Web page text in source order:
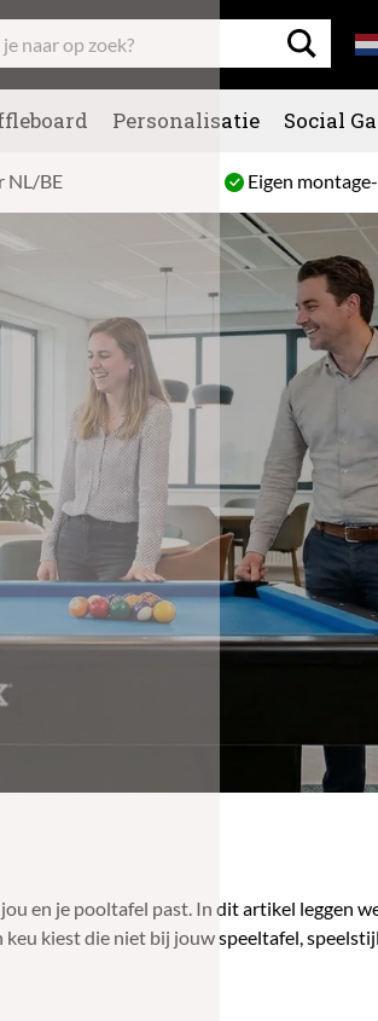
Personalisatie Social
NL/BE Eigen
en je pooltafel past. In dit artikel leggen
kiest die niet bij jouw speeltafel,